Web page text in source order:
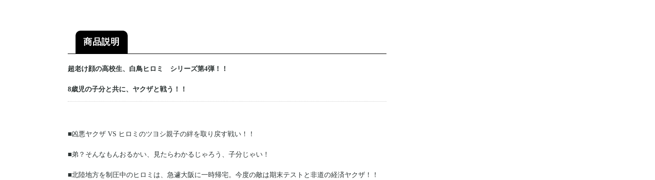
商品説明
超老け顔の高校生、白鳥ヒロミ シリーズ第4弾！！
8歳児の子分と共に、ヤクザと戦う！！
■凶悪ヤクザ VS ヒロミのツヨシ親子の絆を取り戻す戦い！！
■弟？そんなもんおるかい、見たらわかるじゃろう、子分じゃい！
■北陸地方を制圧中のヒロミは、急遽大阪に一時帰宅。今度の敵は期末テストと非道の経済ヤクザ！！